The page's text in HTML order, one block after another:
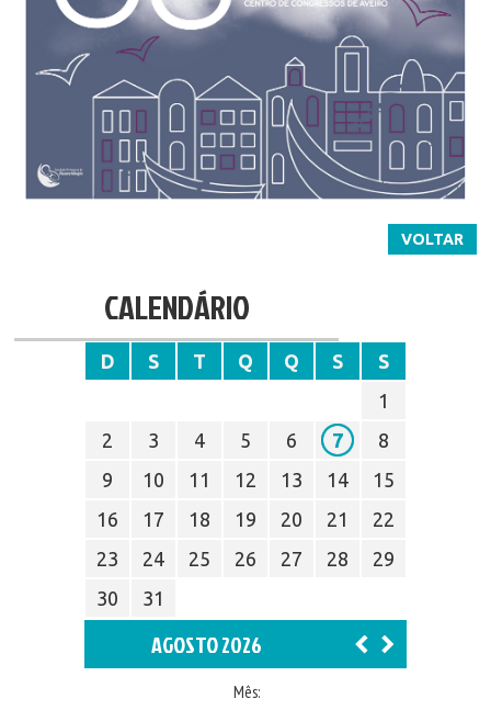
VOLTAR
CALENDÁRIO
D S T Q Q S
S
1
2
3 4 5 6 7
8
9
10 11 12 13 14
15
16
17 18 19 20 21
22
23
24 25 26 27 28
29
30
31
AGOSTO 2026
Mês: